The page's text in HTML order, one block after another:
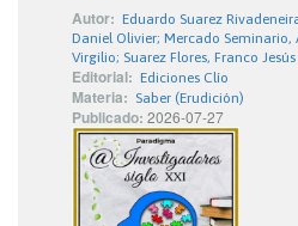
Autor: Eduardo Suarez
Daniel Olivier; Mercado Seminario,
Virgilio; Suarez Flores, Franco
Editorial: Ediciones Clío
Materia: Saber (Erudición)
Publicado: 2026-07-27